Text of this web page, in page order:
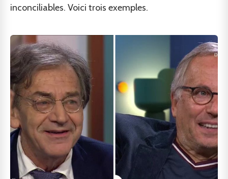
inconciliables. Voici trois exemples.